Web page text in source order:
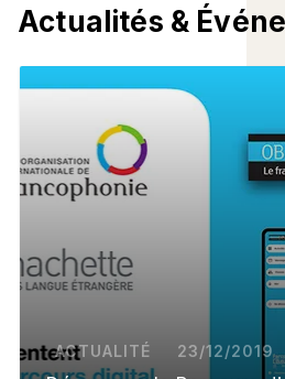
Actualités &
ACTUALITÉ 23/12/2019